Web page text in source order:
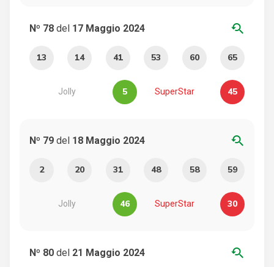
Nº 78 del 17 Maggio 2024 youtube_searched_for
13 14 41 53 60 65
Jolly 5 SuperStar 45
Nº 79 del 18 Maggio 2024 youtube_searched_for
2 20 31 48 58 59
Jolly 46 SuperStar 30
Nº 80 del 21 Maggio 2024 youtube_searched_for